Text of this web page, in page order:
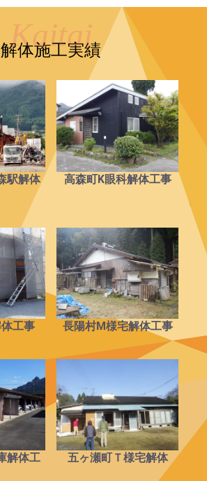
解体施工実績
駅解体
高森町K眼科解体工事
工事 長陽村M様宅解体工事
解体工
五ヶ瀬町Ｔ様宅解体